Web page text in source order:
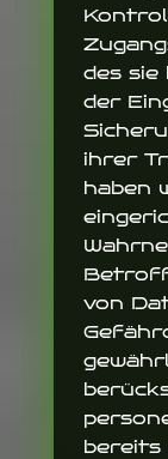
des
der
ihrer
haben
von
bereits